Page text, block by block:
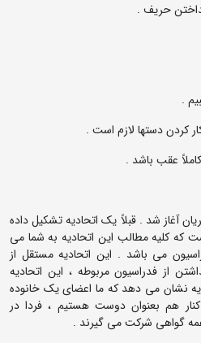
آغاز شد . قبلاً یک اتحادیه تشکیل داده
است که کلیه مطالب این اتحادیه به شما می
می باشد . این اتحادیه مستقل از
از فدراسیون مربوطه ، این اتحادیه
نشان می دهد که ما اعضای یک خانوده
هم بعنوان دوست هستیم ، فردا در
گواهی شرکت می گیرند .